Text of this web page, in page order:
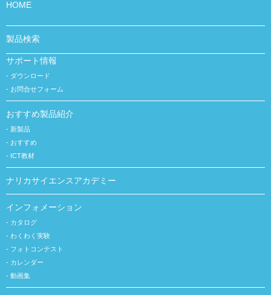
HOME
製品検索
サポート情報
ダウンロード
お問合せフォーム
おすすめ製品紹介
新製品
おすすめ
ICT教材
ナリカサイエンスアカデミー
インフォメーション
カタログ
わくわく実験
フォトコンテスト
カレンダー
動画集